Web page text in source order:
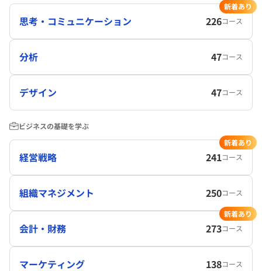
思考・コミュニケーション 226コース
新着あり
分析 47コース
デザイン 47コース
ビジネスの基礎を学ぶ
経営戦略 241コース
新着あり
組織マネジメント 250コース
会計・財務 273コース
新着あり
マーケティング 138コース